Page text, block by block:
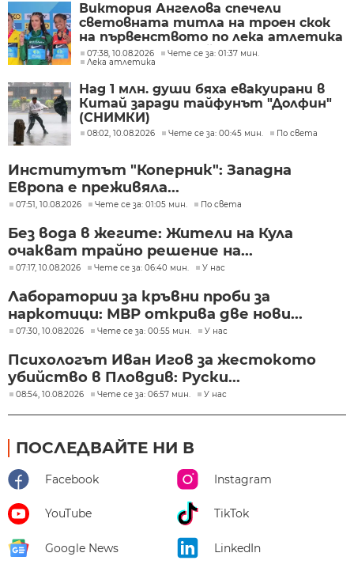
Виктория Ангелова спечели
световната титла на троен скок
на първенството по лека атлетика
до 20 год. в Юджийн
07:38, 10.08.2026
Чете се за: 01:37 мин.
Лека атлетика
Над 1 млн. души бяха евакуирани в
Китай заради тайфунът "Долфин"
(СНИМКИ)
08:02, 10.08.2026 Чете се за: 00:45 мин. По света
Институтът "Коперник": Западна
Европа е преживяла...
07:51, 10.08.2026 Чете се за: 01:05 мин. По света
Без вода в жегите: Жители на Кула
очакват трайно решение на...
07:17, 10.08.2026 Чете се за: 06:40 мин. У нас
Лаборатории за кръвни проби за
наркотици: МВР открива две нови...
07:30, 10.08.2026 Чете се за: 00:55 мин. У нас
Психологът Иван Игов за жестокото
убийство в Пловдив: Руски...
08:54, 10.08.2026 Чете се за: 06:57 мин. У нас
ПОСЛЕДВАЙТЕ НИ В
Facebook Instagram
YouTube TikTok
Google News LinkedIn